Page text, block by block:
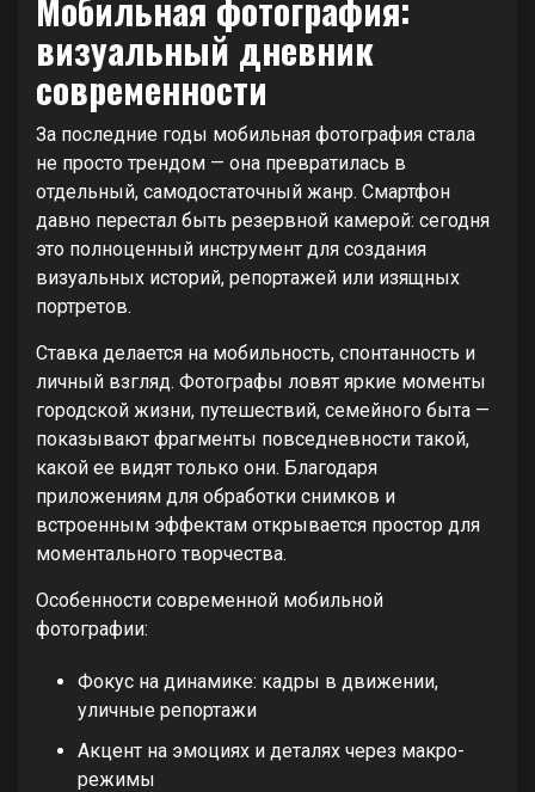
визуальный дневник
современности
За последние годы мобильная фотография стала
не просто трендом — она превратилась в
отдельный, самодостаточный жанр. Смартфон
давно перестал быть резервной камерой: сегодня
это полноценный инструмент для создания
визуальных историй, репортажей или изящных
портретов.
Ставка делается на мобильность, спонтанность и
личный взгляд. Фотографы ловят яркие моменты
городской жизни, путешествий, семейного быта —
показывают фрагменты повседневности такой,
какой ее видят только они. Благодаря
приложениям для обработки снимков и
встроенным эффектам открывается простор для
моментального творчества.
Особенности современной мобильной
фотографии:
Фокус на динамике: кадры в движении,
уличные репортажи
Акцент на эмоциях и деталях через макро-
режимы